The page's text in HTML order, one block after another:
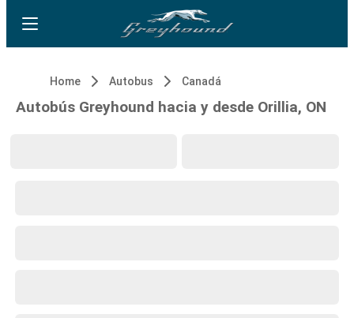
Home Autobus Canadá
Autobús Greyhound hacia y desde Orillia, ON